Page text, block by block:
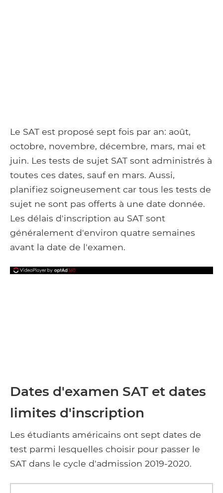
Le SAT est proposé sept fois par an: août,
octobre, novembre, décembre, mars, mai et
juin. Les tests de sujet SAT sont administrés à
toutes ces dates, sauf en mars. Aussi,
planifiez soigneusement car tous les tests de
sujet ne sont pas offerts à une date donnée.
Les délais d'inscription au SAT sont
généralement d'environ quatre semaines
avant la date de l'examen.
Dates d'examen SAT et dates
limites d'inscription
Les étudiants américains ont sept dates de
test parmi lesquelles choisir pour passer le
SAT dans le cycle d'admission 2019-2020.